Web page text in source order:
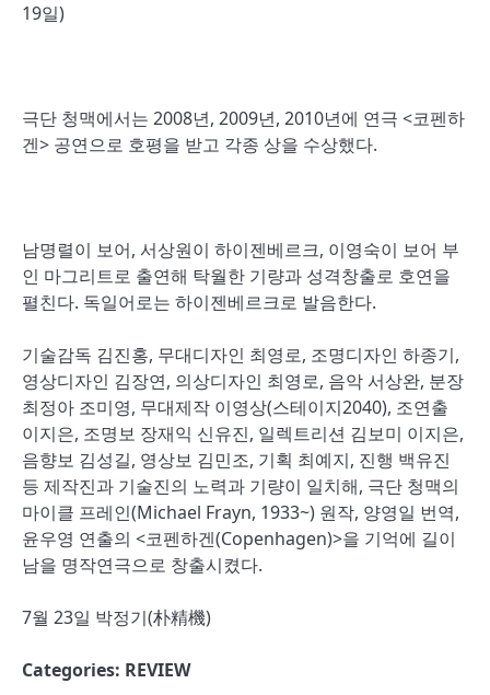
19일)
극단 청맥에서는 2008년, 2009년, 2010년에 연극 <코펜하
겐> 공연으로 호평을 받고 각종 상을 수상했다.
남명렬이 보어, 서상원이 하이젠베르크, 이영숙이 보어 부
인 마그리트로 출연해 탁월한 기량과 성격창출로 호연을
펼친다. 독일어로는 하이젠베르크로 발음한다.
기술감독 김진홍, 무대디자인 최영로, 조명디자인 하종기,
영상디자인 김장연, 의상디자인 최영로, 음악 서상완, 분장
최정아 조미영, 무대제작 이영상(스테이지2040), 조연출
이지은, 조명보 장재익 신유진, 일렉트리션 김보미 이지은,
음향보 김성길, 영상보 김민조, 기획 최예지, 진행 백유진
등 제작진과 기술진의 노력과 기량이 일치해, 극단 청맥의
마이클 프레인(Michael Frayn, 1933~) 원작, 양영일 번역,
윤우영 연출의 <코펜하겐(Copenhagen)>을 기억에 길이
남을 명작연극으로 창출시켰다.
7월 23일 박정기(朴精機)
Categories: REVIEW